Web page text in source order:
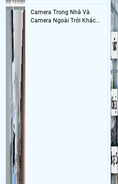
- Khách Lắp Camera tiệm nailsĐịa điểm
chân,phườngtân định,quận 1 Sử dụng
quan sát IMOU IPC-A32EP-L + 2 thẻ nhớ
Nhau Như Thế Nào
Camera Trong Nhà Và
Camera Ngoài Trời Khác